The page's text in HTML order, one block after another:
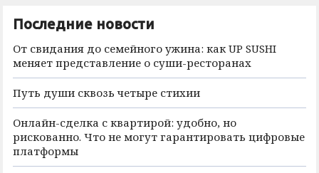
Последние новости
От свидания до семейного ужина: как UP SUSHI
меняет представление о суши-ресторанах
Путь души сквозь четыре стихии
Онлайн-сделка с квартирой: удобно, но
рискованно. Что не могут гарантировать цифровые
платформы